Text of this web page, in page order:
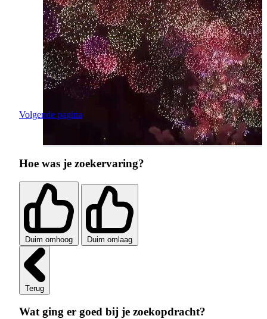
Volgende pagina
Hoe was je zoekervaring?
Duim omhoog Duim omlaag
Terug
Wat ging er goed bij je zoekopdracht?